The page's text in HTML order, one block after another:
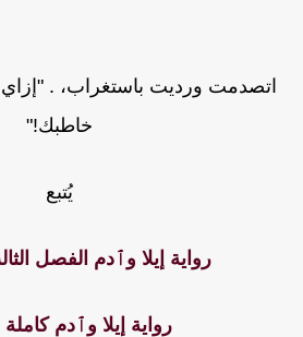
اتصدمت ورديت باستغراب، . "إزاي
خاطبك!"
يُتبع
رواية إيلا وٱدم الفصل الثالث 3 من
رواية إيلا وٱدم كاملة